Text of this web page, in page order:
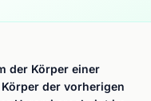
der Körper einer
der vorherigen